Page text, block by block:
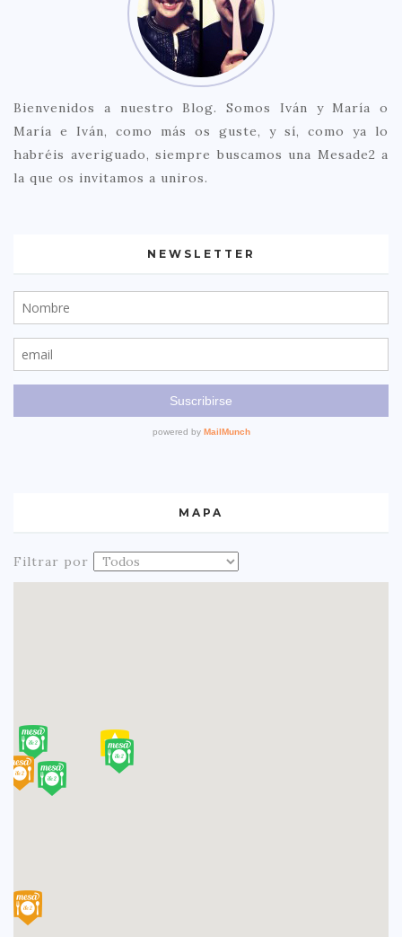
Bienvenidos a nuestro Blog. Somos Iván y María o
María e Iván, como más os guste, y sí, como ya lo
habréis averiguado, siempre buscamos una Mesade2 a
la que os invitamos a uniros.
NEWSLETTER
MAPA
Filtrar por